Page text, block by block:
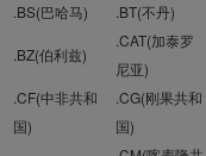
.BS(巴哈马) .BT(不丹)
.BZ(伯利兹)
.CAT(加泰罗
尼亚)
.CF(中非共和
国)
.CG(刚果共和
国)